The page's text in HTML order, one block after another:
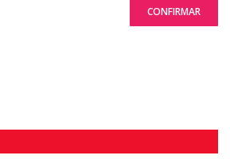
CONFIRMAR